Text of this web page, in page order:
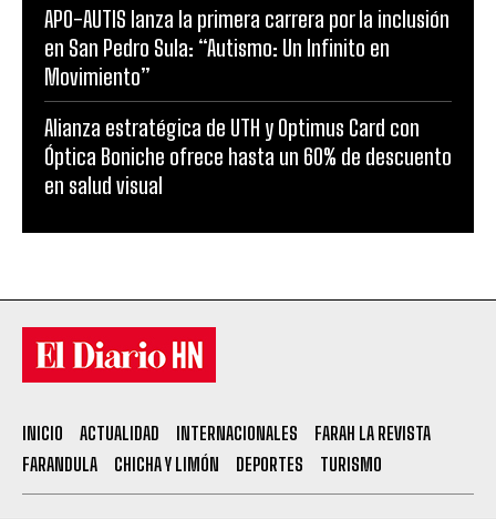
APO-AUTIS lanza la primera carrera por la inclusión
en San Pedro Sula: “Autismo: Un Infinito en
Movimiento”
Alianza estratégica de UTH y Optimus Card con
Óptica Boniche ofrece hasta un 60% de descuento
en salud visual
INICIO ACTUALIDAD INTERNACIONALES
FARAH LA REVISTA
FARANDULA
CHICHA Y LIMÓN DEPORTES TURISMO